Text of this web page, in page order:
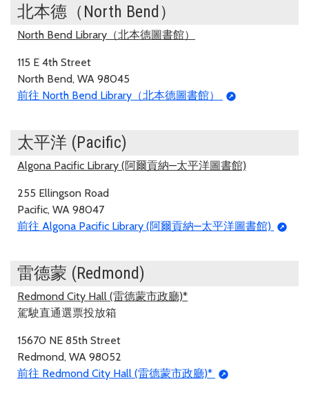
北本德（North Bend）
North Bend Library（北本德圖書館）
115 E 4th Street
North Bend, WA 98045
前往 North Bend Library（北本德圖書館）
太平洋 (Pacific)
Algona Pacific Library (阿爾貢納—太平洋圖書館)
255 Ellingson Road
Pacific, WA 98047
前往 Algona Pacific Library (阿爾貢納—太平洋圖書館)
雷德蒙 (Redmond)
Redmond City Hall (雷德蒙市政廳)*
駕駛直通選票投放箱
15670 NE 85th Street
Redmond, WA 98052
前往 Redmond City Hall (雷德蒙市政廳)*